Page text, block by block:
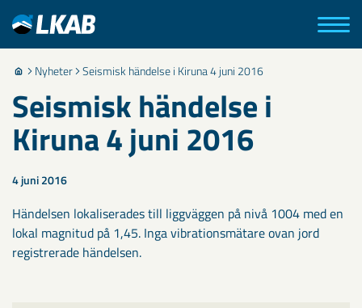
Nyheter Seismisk händelse i Kiruna 4 juni 2016
Seismisk händelse i
Kiruna 4 juni 2016
4 juni 2016
Händelsen lokaliserades till liggväggen på nivå 1004 med en
lokal magnitud på 1,45. Inga vibrationsmätare ovan jord
registrerade händelsen.